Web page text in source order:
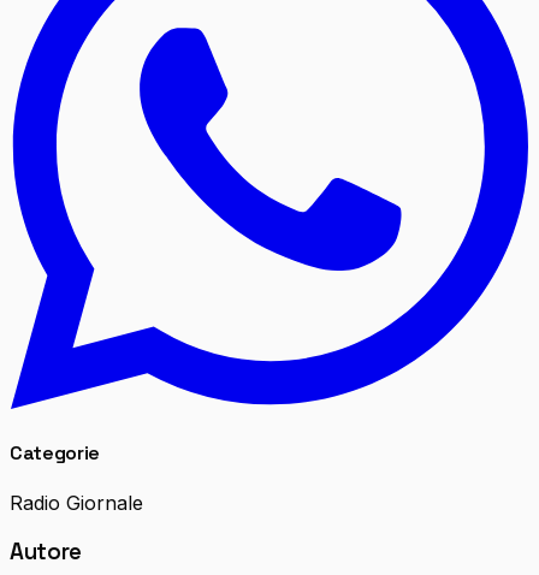
Categorie
Radio Giornale
Autore